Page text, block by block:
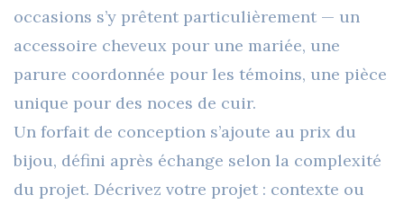
occasions s’y prêtent particulièrement — un
accessoire cheveux pour une mariée, une
parure coordonnée pour les témoins, une pièce
unique pour des noces de cuir.
Un forfait de conception s’ajoute au prix du
bijou, défini après échange selon la complexité
du projet. Décrivez votre projet : contexte ou